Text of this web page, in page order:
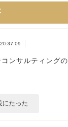
コンサルティング
にたった